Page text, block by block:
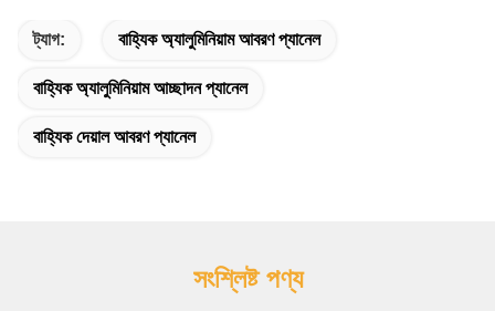
ট্যাগ: বাহ্যিক অ্যালুমিনিয়াম আবরণ প্যানেল
বাহ্যিক অ্যালুমিনিয়াম আচ্ছাদন প্যানেল
বাহ্যিক দেয়াল আবরণ প্যানেল
সংশ্লিষ্ট পণ্য